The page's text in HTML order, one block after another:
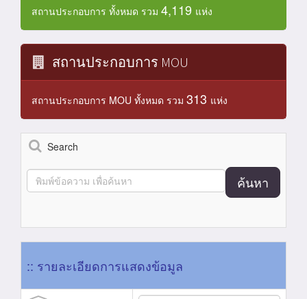
สถานประกอบการ ทั้งหมด รวม 4,119 แห่ง
สถานประกอบการ MOU
สถานประกอบการ MOU ทั้งหมด รวม 313 แห่ง
Search
ค้นหา
:: รายละเอียดการแสดงข้อมูล